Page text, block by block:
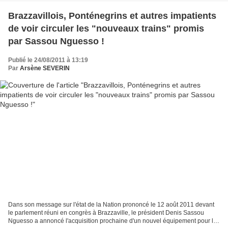
Brazzavillois, Ponténegrins et autres impatients
de voir circuler les "nouveaux trains" promis
par Sassou Nguesso !
Publié le 24/08/2011 à 13:19
Par Arsène SEVERIN
Dans son message sur l'état de la Nation prononcé le 12 août 2011 devant
le parlement réuni en congrès à Brazzaville, le président Denis Sassou
Nguesso a annoncé l'acquisition prochaine d'un nouvel équipement pour le